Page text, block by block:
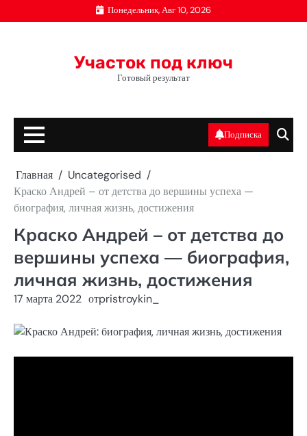
к
Понедельник, Авг 10, 2026
Участок под ключ
Готовый результат
Подписка
Главная
Uncategorised
Краско Андрей – от детства до вершины успеха —
биография, личная жизнь, достижения
Краско Андрей – от детства до
вершины успеха — биография,
личная жизнь, достижения
17 марта 2022 отpristroykin_